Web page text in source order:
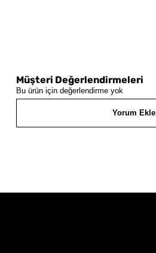
Müşteri Değerlendirmeleri
Bu ürün için değerlendirme yok
Yorum Ekle